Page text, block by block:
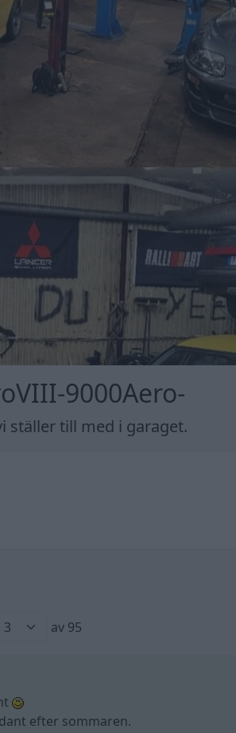
9000Aero-
ställer till med i garaget.
av 95
efter sommaren.